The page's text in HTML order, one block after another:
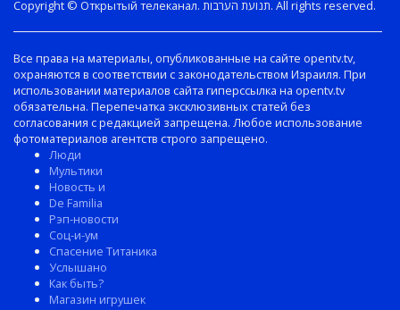
Copyright © Открытый телеканал. תנועת הערבות. All rights reserved.
Все права на материалы, опубликованные на сайте opentv.tv,
охраняются в соответствии с законодательством Израиля. При
использовании материалов сайта гиперссылка на opentv.tv
обязательна. Перепечатка эксклюзивных статей без
согласования с редакцией запрещена. Любое использование
фотоматериалов агентств строго запрещено.
Люди
Мультики
Новость и
De Familia
Рэп-новости
Соц-и-ум
Спасение Титаника
Услышано
Как быть?
Магазин игрушек